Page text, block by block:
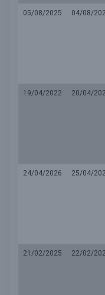
05/08/2025 04/08/
19/04/2022 20/04/
24/04/2026 25/04/
21/02/2025 22/02/